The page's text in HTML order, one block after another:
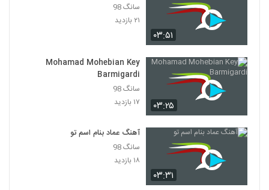
جوونی
۴۱۷ بازدید
آهنگ پروفشنال از سپهر خلسه(رپ)
۸۸۳ بازدید
ادی عطار آهنگ منو دوست داری
دانلود آهنگ اپیکور باند بالاتر
۰۳:۵۱
سانگ 98
۲۱ بازدید
۰۳:۲۵
Mohamad Mohebian Key
Barmigardi
سانگ 98
۱۷ بازدید
۰۳:۳۱
آهنگ عماد بنام اسم تو
سانگ 98
۱۸ بازدید